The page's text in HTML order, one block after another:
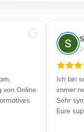
von Online
Ich bin
immer
Sehr
Eure